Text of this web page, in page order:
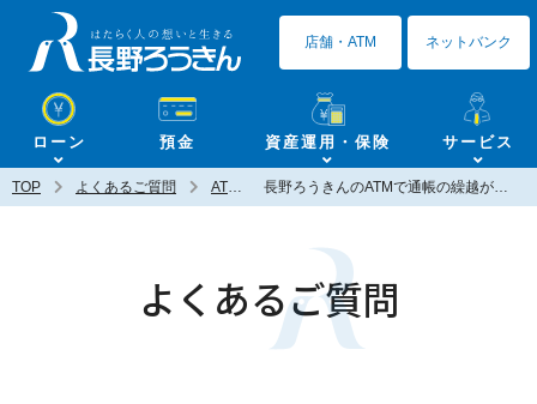
ローン 預金 資産運用・保険 サービス
店舗・ATM ネットバンク
TOP よくあるご質問 ATM 長野ろうきんのATMで通帳の繰越が可能ですか？
よくあるご質問